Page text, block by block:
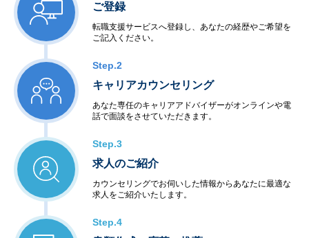
ご登録
転職支援サービスへ登録し、あなたの経歴やご希望を
ご記入ください。
Step.2
キャリアカウンセリング
あなた専任のキャリアアドバイザーがオンラインや電
話で面談をさせていただきます。
Step.3
求人のご紹介
カウンセリングでお伺いした情報からあなたに最適な
求人をご紹介いたします。
Step.4